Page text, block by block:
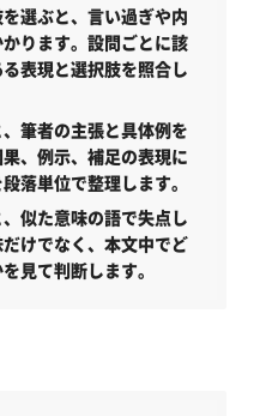
選ぶと、言い過ぎや内
ります。設問ごとに該
表現と選択肢を照合し
筆者の主張と具体例を
、例示、補足の表現に
落単位で整理します。
似た意味の語で失点し
けでなく、本文中でど
見て判断します。